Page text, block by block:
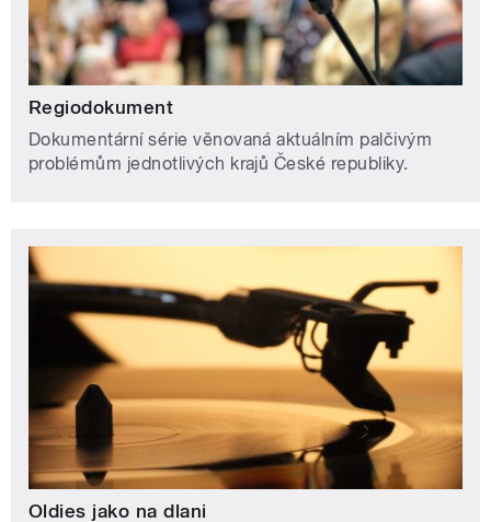
Regiodokument
Dokumentární série věnovaná aktuálním palčivým
problémům jednotlivých krajů České republiky.
Oldies jako na dlani